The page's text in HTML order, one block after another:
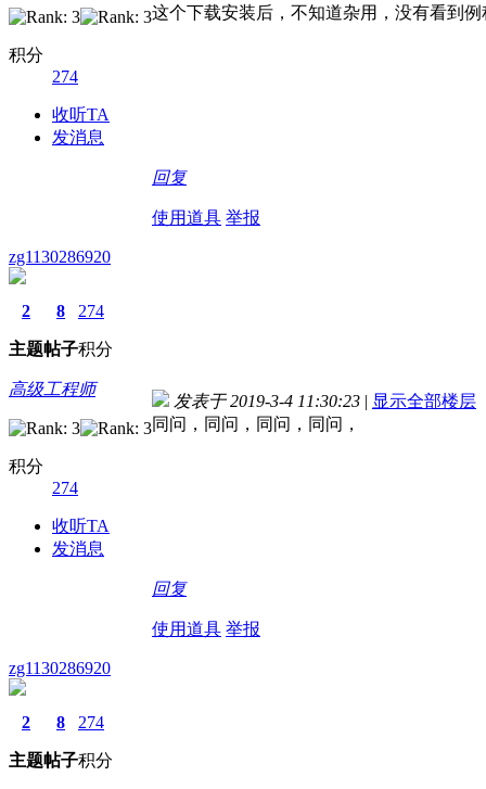
积分
274
收听TA
发消息
这个下载安装后，不知道杂用，没有看到
回复
使用道具 举报
zg1130286920
2
主题
8
帖子
274
积分
高级工程师
积分
274
收听TA
发消息
发表于 2019-3-4 11:30:23 | 显示全部楼层
同问，同问，同问，同问，
回复
使用道具 举报
zg1130286920
2
主题
8
帖子
274
积分